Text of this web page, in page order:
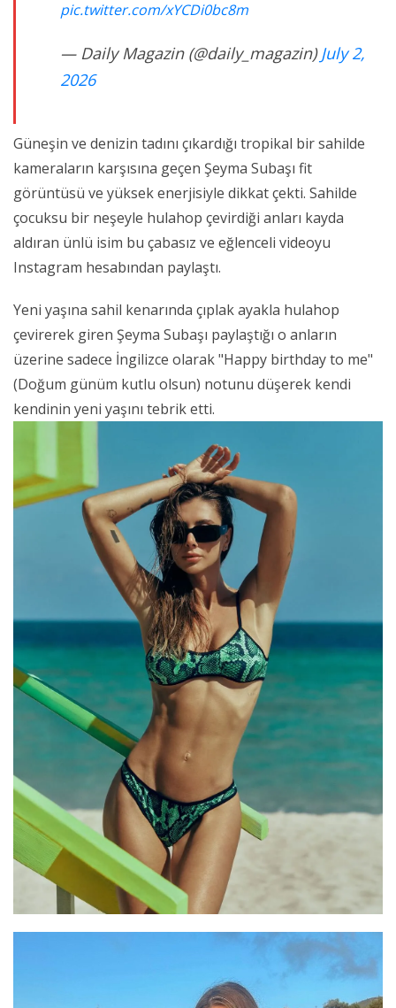
pic.twitter.com/xYCDi0bc8m
— Daily Magazin (@daily_magazin)July 2,
2026
Güneşin ve denizin tadını çıkardığı tropikal bir sahilde
kameraların karşısına geçen Şeyma Subaşı fit
görüntüsü ve yüksek enerjisiyle dikkat çekti. Sahilde
çocuksu bir neşeyle hulahop çevirdiği anları kayda
aldıran ünlü isim bu çabasız ve eğlenceli videoyu
Instagram hesabından paylaştı.
Yeni yaşına sahil kenarında çıplak ayakla hulahop
çevirerek giren Şeyma Subaşı paylaştığı o anların
üzerine sadece İngilizce olarak "Happy birthday to me"
(Doğum günüm kutlu olsun) notunu düşerek kendi
kendinin yeni yaşını tebrik etti.